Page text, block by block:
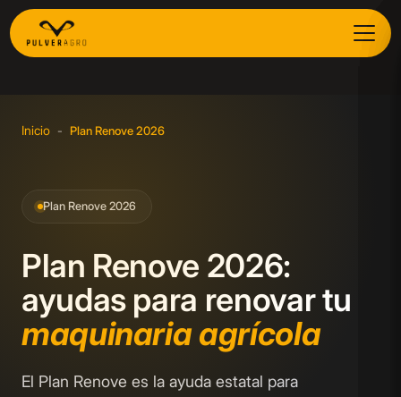
Inicio - Plan Renove 2026
Plan Renove 2026
Plan Renove 2026:
ayudas para renovar tu
maquinaria agrícola
El Plan Renove es la ayuda estatal para